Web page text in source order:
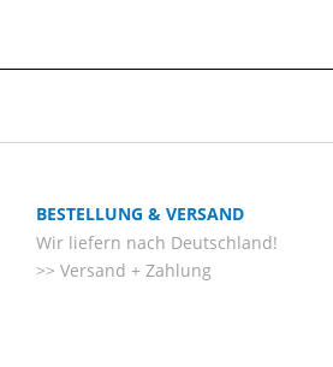
BESTELLUNG & VERSAND
Wir liefern nach Deutschland!
Versand + Zahlung